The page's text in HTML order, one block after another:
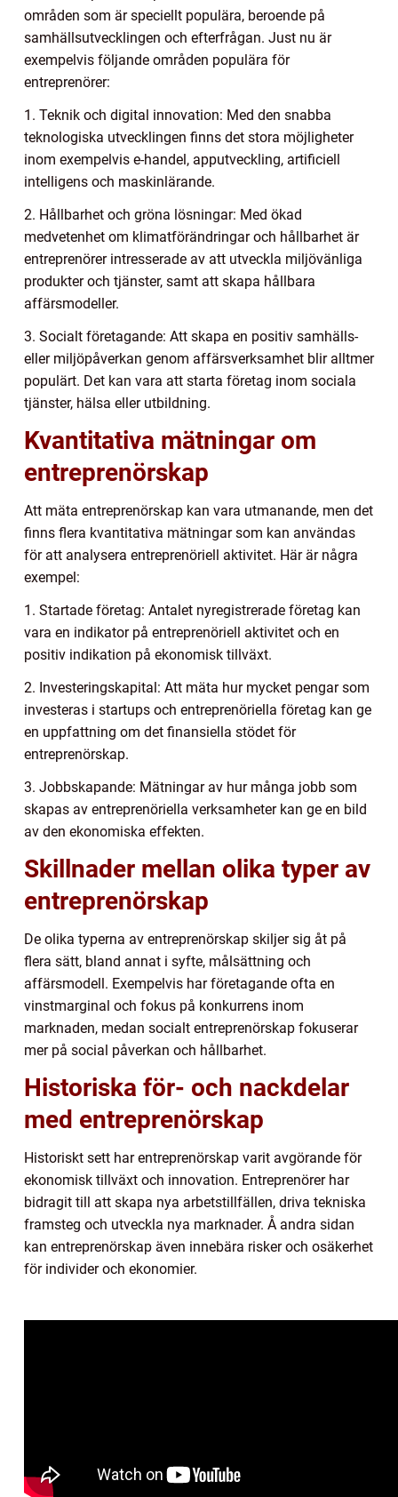
områden som är speciellt populära, beroende på
samhällsutvecklingen och efterfrågan. Just nu är
exempelvis följande områden populära för
entreprenörer:
1. Teknik och digital innovation: Med den snabba
teknologiska utvecklingen finns det stora möjligheter
inom exempelvis e-handel, apputveckling, artificiell
intelligens och maskinlärande.
2. Hållbarhet och gröna lösningar: Med ökad
medvetenhet om klimatförändringar och hållbarhet är
entreprenörer intresserade av att utveckla miljövänliga
produkter och tjänster, samt att skapa hållbara
affärsmodeller.
3. Socialt företagande: Att skapa en positiv samhälls-
eller miljöpåverkan genom affärsverksamhet blir alltmer
populärt. Det kan vara att starta företag inom sociala
tjänster, hälsa eller utbildning.
Kvantitativa mätningar om
entreprenörskap
Att mäta entreprenörskap kan vara utmanande, men det
finns flera kvantitativa mätningar som kan användas
för att analysera entreprenöriell aktivitet. Här är några
exempel:
1. Startade företag: Antalet nyregistrerade företag kan
vara en indikator på entreprenöriell aktivitet och en
positiv indikation på ekonomisk tillväxt.
2. Investeringskapital: Att mäta hur mycket pengar som
investeras i startups och entreprenöriella företag kan ge
en uppfattning om det finansiella stödet för
entreprenörskap.
3. Jobbskapande: Mätningar av hur många jobb som
skapas av entreprenöriella verksamheter kan ge en bild
av den ekonomiska effekten.
Skillnader mellan olika typer av
entreprenörskap
De olika typerna av entreprenörskap skiljer sig åt på
flera sätt, bland annat i syfte, målsättning och
affärsmodell. Exempelvis har företagande ofta en
vinstmarginal och fokus på konkurrens inom
marknaden, medan socialt entreprenörskap fokuserar
mer på social påverkan och hållbarhet.
Historiska för- och nackdelar
med entreprenörskap
Historiskt sett har entreprenörskap varit avgörande för
ekonomisk tillväxt och innovation. Entreprenörer har
bidragit till att skapa nya arbetstillfällen, driva tekniska
framsteg och utveckla nya marknader. Å andra sidan
kan entreprenörskap även innebära risker och osäkerhet
för individer och ekonomier.